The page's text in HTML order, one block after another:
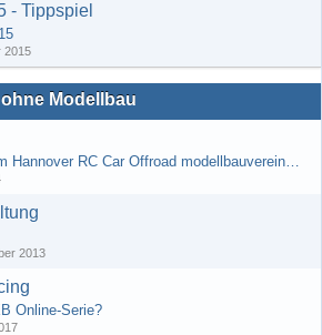
- Tippspiel
2015
Modellbau
Gibt es noch in Raum Hannover RC Car Offroad modellbauvereine, habe selbst schon gegoogelt aber erfolglos
2013
Online-Serie?